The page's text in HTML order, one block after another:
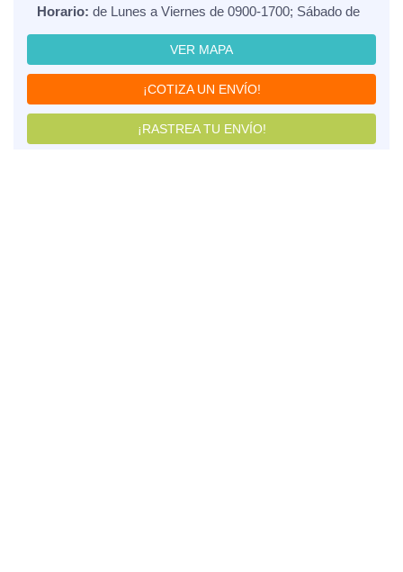
Horario: de Lunes a Viernes de 0900-1700; Sábado de
VER MAPA
¡COTIZA UN ENVÍO!
¡RASTREA TU ENVÍO!